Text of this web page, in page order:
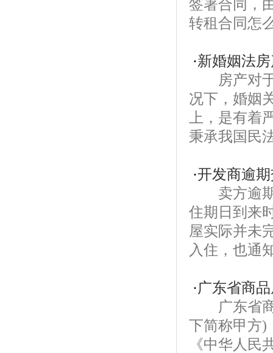
签署合同，
转租合同怎
·新婚姻法
房产对于
况下，婚姻
上，是有着
秉承我国民
·开发商逾
卖方逾期
住期日到来
屋实际并未
入住，也
·广东省商
广东省商
下简称甲方)
《中华人民